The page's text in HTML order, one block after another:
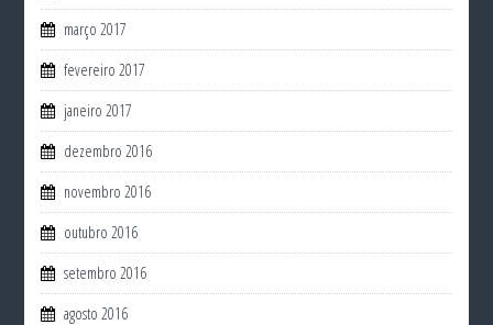
março 2017
fevereiro 2017
janeiro 2017
dezembro 2016
novembro 2016
outubro 2016
setembro 2016
agosto 2016